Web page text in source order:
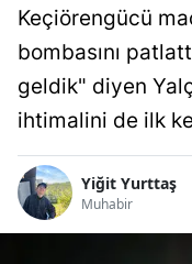
Keçiörengücü
bombasını
geldik" diyen
ihtimalini de ilk
Yiğit Yurttaş
Muhabir